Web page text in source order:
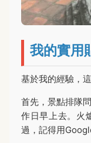
我的實用
基於我的經驗，
首先，景點排隊
作日早上去。火
過，記得用